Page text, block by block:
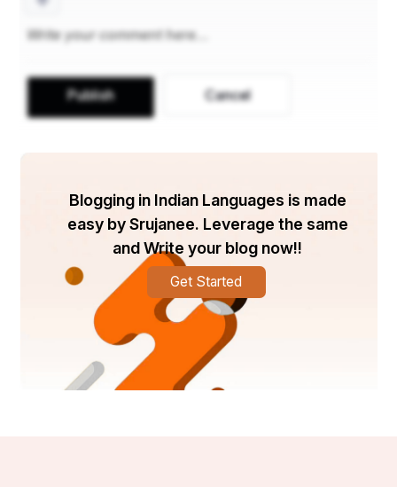
ପ୍ରବେଶ କରିଥିଥାନ୍ତି । ଏହା ଏକ ଗୁପ୍ତ ନୀତି ହୋଇଥିବାରୁ
ଶ୍ରୀମନ୍ଦିରର ଜୟବିଜୟ ଦ୍ୱାର ବନ୍ଦ ରହିଥାଏ। ଦଇତାପତି
ପାଟ ପଇତା ଗ୍ରହଣ କରି ପତି ମହାପାତ୍ର ଙ୍କ ଉପସ୍ଥିତି
ରେ ଶ୍ରୀଜୀଉମାନଙ୍କ ଠାରେ ପଇତା ଲାଗି କରିବେ ।
ବଡ଼ଠାକୁର ଶ୍ରୀ ବଳଭଦ୍ରଙ୍କୁ ସବୁଜଏବଂ ମା' ସୁଭଦ୍ରା ଙ୍କୁ
ନାଲି ରଙ୍ଗର ପାଟ ପଇତା ଲାଗି ହେବ । ବାସୁଙ୍ଗା ପାଟକୁ ବଳି
କାଣି ଆଙ୍ଗୁଠି ମୋଟାର ସୂତା ପ୍ରସ୍ତୁତ କରାଯାଇଥାଏ ।
ଯାହାକୁ ଶ୍ରୀ ବିଗ୍ରହଙ୍କ ମୁଖ ତଳକୁ ଓ ପେଟ ଉପରକୁ
ଆବୃତ କରି ରଖାଯାଏ । ଏହାକୁ ଛକି ପକାଇଲା ପରି
ଶ୍ରୀଅଙ୍ଗ ଓ ଶ୍ରୀଭୁଜକୁ ବାନ୍ଧିବା ଢ଼ଙ୍ଗରେ ଭିଡ଼ାଯାଏ ।
ଯାହାକୁ ଶ୍ରୀମନ୍ଦିର ପାରମ୍ପରିକ ଭାଷାରେ ପଇତା ଲାଗି
କୁହନ୍ତି । ଶ୍ରୀଅଙ୍ଗରେ ଚନ୍ଦନ ଧାରଣ କରିଥାଏ ଏହି ପଇତା
ଲାଗି ଅଂଶ । ମହାପ୍ରଭୁଙ୍କ ଏହି ପଇତା ଲାଗି କାର୍ଯ୍ୟ
Publish Cancel
Blogging in Indian Languages is made
easy by Srujanee. Leverage the same
and Write your blog now!!
Get Started